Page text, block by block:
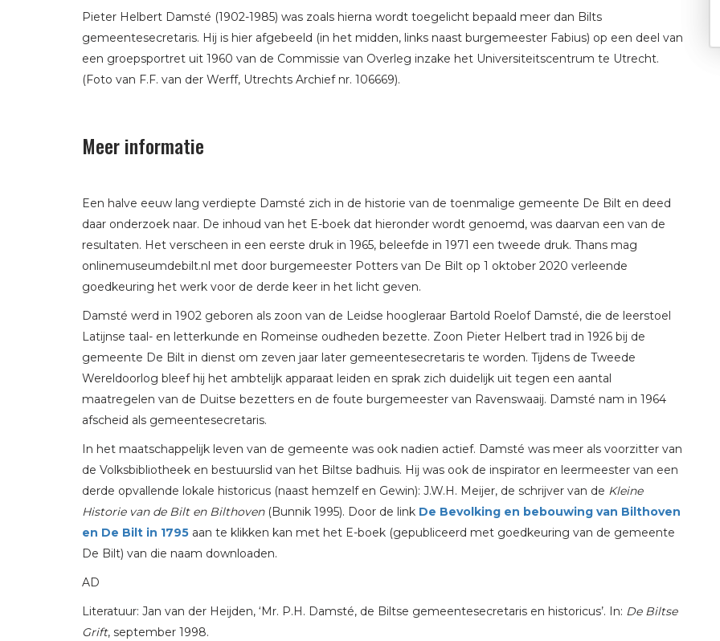
Pieter Helbert Damsté (1902-1985) was zoals hierna wordt toegelicht bepaald meer dan Bilts
gemeentesecretaris. Hij is hier afgebeeld (in het midden, links naast burgemeester Fabius) op een deel van
een groepsportret uit 1960 van de Commissie van Overleg inzake het Universiteitscentrum te Utrecht.
(Foto van F.F. van der Werff, Utrechts Archief nr. 106669).
Meer informatie
Een halve eeuw lang verdiepte Damsté zich in de historie van de toenmalige gemeente De Bilt en deed
daar onderzoek naar. De inhoud van het E-boek dat hieronder wordt genoemd, was daarvan een van de
resultaten. Het verscheen in een eerste druk in 1965, beleefde in 1971 een tweede druk. Thans mag
onlinemuseumdebilt.nl met door burgemeester Potters van De Bilt op 1 oktober 2020 verleende
goedkeuring het werk voor de derde keer in het licht geven.
Damsté werd in 1902 geboren als zoon van de Leidse hoogleraar Bartold Roelof Damsté, die de leerstoel
Latijnse taal- en letterkunde en Romeinse oudheden bezette. Zoon Pieter Helbert trad in 1926 bij de
gemeente De Bilt in dienst om zeven jaar later gemeentesecretaris te worden. Tijdens de Tweede
Wereldoorlog bleef hij het ambtelijk apparaat leiden en sprak zich duidelijk uit tegen een aantal
maatregelen van de Duitse bezetters en de foute burgemeester van Ravenswaaij. Damsté nam in 1964
afscheid als gemeentesecretaris.
In het maatschappelijk leven van de gemeente was ook nadien actief. Damsté was meer als voorzitter van
de Volksbibliotheek en bestuurslid van het Biltse badhuis. Hij was ook de inspirator en leermeester van een
derde opvallende lokale historicus (naast hemzelf en Gewin): J.W.H. Meijer, de schrijver van de Kleine
Historie van de Bilt en Bilthoven(Bunnik 1995). Door de link De Bevolking en bebouwing van Bilthoven
en De Bilt in 1795 aan te klikken kan met het E-boek (gepubliceerd met goedkeuring van de gemeente
De Bilt) van die naam downloaden.
AD
Literatuur: Jan van der Heijden, ‘Mr. P.H. Damsté, de Biltse gemeentesecretaris en historicus’. In: De Biltse
Grift, september 1998.